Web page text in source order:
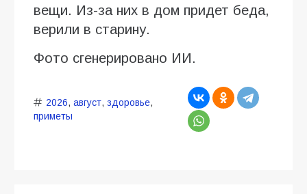
вещи. Из-за них в дом придет беда,
верили в старину.
Фото сгенерировано ИИ.
2026, август, здоровье,
приметы